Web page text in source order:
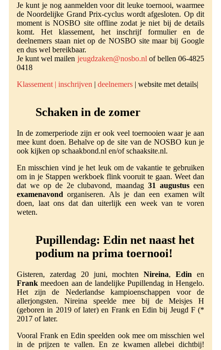
Je kunt je nog aanmelden voor dit leuke toernooi, waarmee
de Noordelijke Grand Prix-cyclus wordt afgesloten. Op dit
moment is NOSBO site offline zodat je niet bij de details
komt. Het klassement, het inschrijf formulier en de
deelnemers staan niet op de NOSBO site maar bij Google
en dus wel bereikbaar.
Je kunt wel mailen jeugdzaken@nosbo.nl of bellen 06-4825
0418
Klassement | inschrijven | deelnemers | website met details|
Schaken in de zomer
In de zomerperiode zijn er ook veel toernooien waar je aan
mee kunt doen. Behalve op de site van de NOSBO kun je
ook kijken op schaakbond.nl en/of schaaksite.nl.
En misschien vind je het leuk om de vakantie te gebruiken
om in je Stappen werkboek flink vooruit te gaan. Weet dan
dat we op de 2e clubavond, maandag31 augustus een
examenavond organiseren. Als je dan een examen wilt
doen, laat ons dat dan uiterlijk een week van te voren
weten.
Pupillendag:Edin net naast het
podium na prima toernooi!
Gisteren, zaterdag 20 juni, mochtenNireina,Edin en
Frank meedoen aan de landelijke Pupillendag in Hengelo.
Het zijn de Nederlandse kampioenschappen voor de
allerjongsten. Nireina speelde mee bij de Meisjes H
(geboren in 2019 of later) en Frank en Edin bij Jeugd F (*
2017 of later.
Vooral Frank en Edin speelden ook mee om misschien wel
in de prijzen te vallen. En ze kwamen allebei dichtbij!